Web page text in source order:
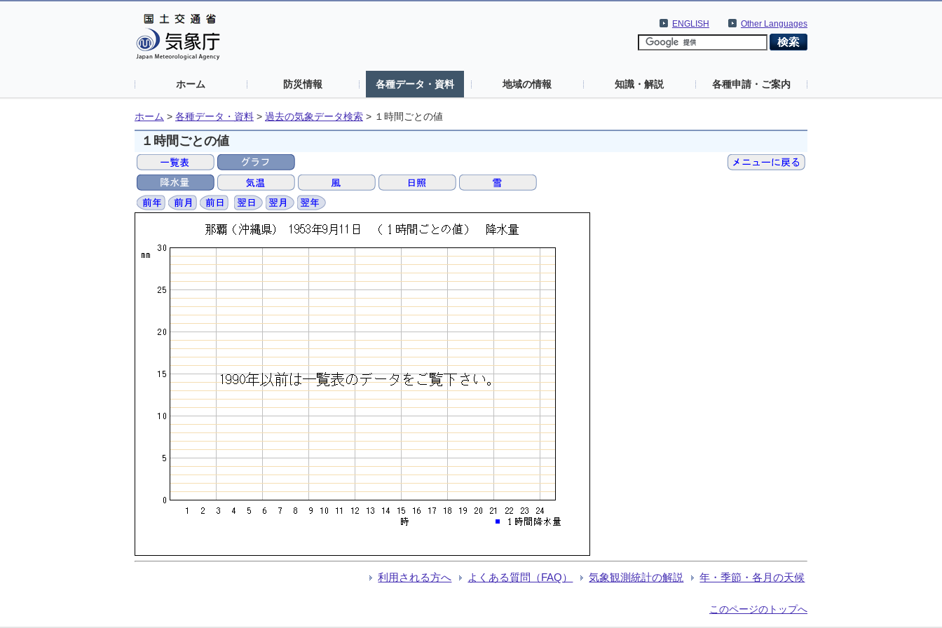
Other Languages
ENGLISH
ホーム 防災情報 各種データ・資料 地域の情報 知識・解説 各種申請・ご案内
ホーム > 各種データ・資料 > 過去の気象データ検索 > １時間ごとの値
１時間ごとの値
利用される方へ よくある質問（FAQ） 気象観測統計の解説 年・季節・各月の天候
このページのトップへ